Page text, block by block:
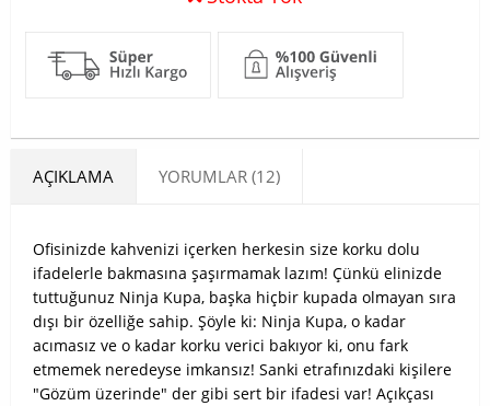
AÇIKLAMA YORUMLAR (12)
Ofisinizde kahvenizi içerken herkesin size korku dolu
ifadelerle bakmasına şaşırmamak lazım! Çünkü elinizde
tuttuğunuz Ninja Kupa, başka hiçbir kupada olmayan sıra
dışı bir özelliğe sahip. Şöyle ki: Ninja Kupa, o kadar
acımasız ve o kadar korku verici bakıyor ki, onu fark
etmemek neredeyse imkansız! Sanki etrafınızdaki kişilere
"Gözüm üzerinde" der gibi sert bir ifadesi var! Açıkçası